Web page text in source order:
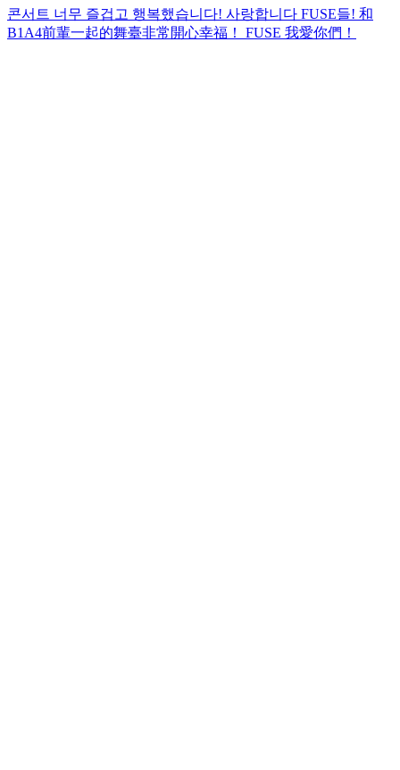
콘서트 너무 즐겁고 행복했습니다! 사랑합니다 FUSE들! 和
B1A4前輩一起的舞臺非常開心幸福！ FUSE 我愛你們！